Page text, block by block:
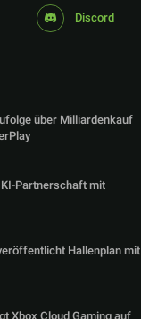
Discord
über Milliardenkauf
Partnerschaft mit
Hallenplan mit